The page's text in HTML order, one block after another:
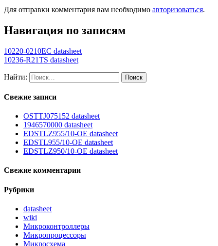
Для отправки комментария вам необходимо авторизоваться.
Навигация по записям
10220-0210EC datasheet
10236-R21TS datasheet
Найти:
Свежие записи
OSTTJ075152 datasheet
1946570000 datasheet
EDSTLZ955/10-OE datasheet
EDSTL955/10-OE datasheet
EDSTLZ950/10-OE datasheet
Свежие комментарии
Рубрики
datasheet
wiki
Микроконтроллеры
Микропроцессоры
Микросхема